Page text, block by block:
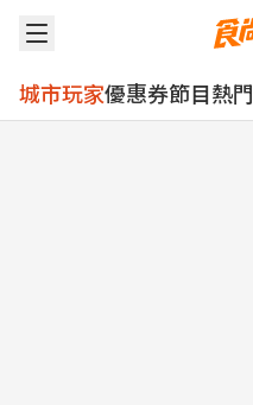
城市玩家優惠券節目熱門